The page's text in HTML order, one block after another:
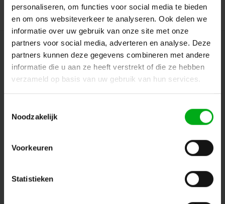
personaliseren, om functies voor social media te bieden
en om ons websiteverkeer te analyseren. Ook delen we
informatie over uw gebruik van onze site met onze
partners voor social media, adverteren en analyse. Deze
partners kunnen deze gegevens combineren met andere
informatie die u aan ze heeft verstrekt of die ze hebben
verzameld op basis van uw gebruik van hun services.
Noodzakelijk
Voorkeuren
Statistieken
Ontvang de laatste updates, nieuws en aanbiedingen via email